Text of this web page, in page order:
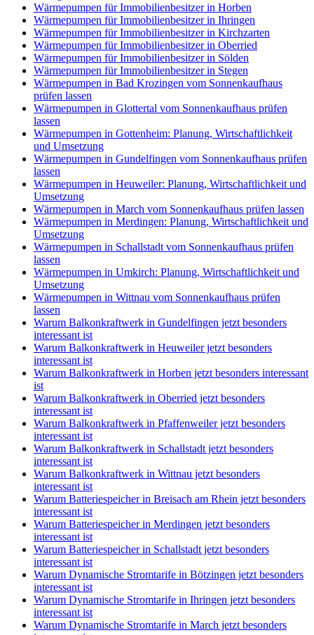
Wärmepumpen für Immobilienbesitzer in Horben
Wärmepumpen für Immobilienbesitzer in Ihringen
Wärmepumpen für Immobilienbesitzer in Kirchzarten
Wärmepumpen für Immobilienbesitzer in Oberried
Wärmepumpen für Immobilienbesitzer in Sölden
Wärmepumpen für Immobilienbesitzer in Stegen
Wärmepumpen in Bad Krozingen vom Sonnenkaufhaus
prüfen lassen
Wärmepumpen in Glottertal vom Sonnenkaufhaus prüfen
lassen
Wärmepumpen in Gottenheim: Planung, Wirtschaftlichkeit
und Umsetzung
Wärmepumpen in Gundelfingen vom Sonnenkaufhaus prüfen
lassen
Wärmepumpen in Heuweiler: Planung, Wirtschaftlichkeit und
Umsetzung
Wärmepumpen in March vom Sonnenkaufhaus prüfen lassen
Wärmepumpen in Merdingen: Planung, Wirtschaftlichkeit und
Umsetzung
Wärmepumpen in Schallstadt vom Sonnenkaufhaus prüfen
lassen
Wärmepumpen in Umkirch: Planung, Wirtschaftlichkeit und
Umsetzung
Wärmepumpen in Wittnau vom Sonnenkaufhaus prüfen
lassen
Warum Balkonkraftwerk in Gundelfingen jetzt besonders
interessant ist
Warum Balkonkraftwerk in Heuweiler jetzt besonders
interessant ist
Warum Balkonkraftwerk in Horben jetzt besonders interessant
ist
Warum Balkonkraftwerk in Oberried jetzt besonders
interessant ist
Warum Balkonkraftwerk in Pfaffenweiler jetzt besonders
interessant ist
Warum Balkonkraftwerk in Schallstadt jetzt besonders
interessant ist
Warum Balkonkraftwerk in Wittnau jetzt besonders
interessant ist
Warum Batteriespeicher in Breisach am Rhein jetzt besonders
interessant ist
Warum Batteriespeicher in Merdingen jetzt besonders
interessant ist
Warum Batteriespeicher in Schallstadt jetzt besonders
interessant ist
Warum Dynamische Stromtarife in Bötzingen jetzt besonders
interessant ist
Warum Dynamische Stromtarife in Ihringen jetzt besonders
interessant ist
Warum Dynamische Stromtarife in March jetzt besonders